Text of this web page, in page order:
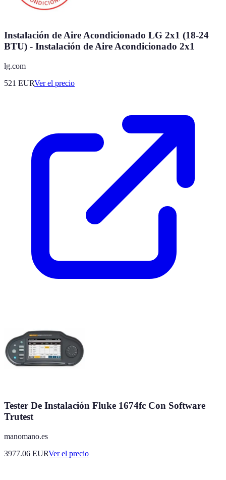
Instalación de Aire Acondicionado LG 2x1 (18-24
BTU) - Instalación de Aire Acondicionado 2x1
lg.com
521 EURVer el precio
Tester De Instalación Fluke 1674fc Con Software
Trutest
manomano.es
3977.06 EURVer el precio